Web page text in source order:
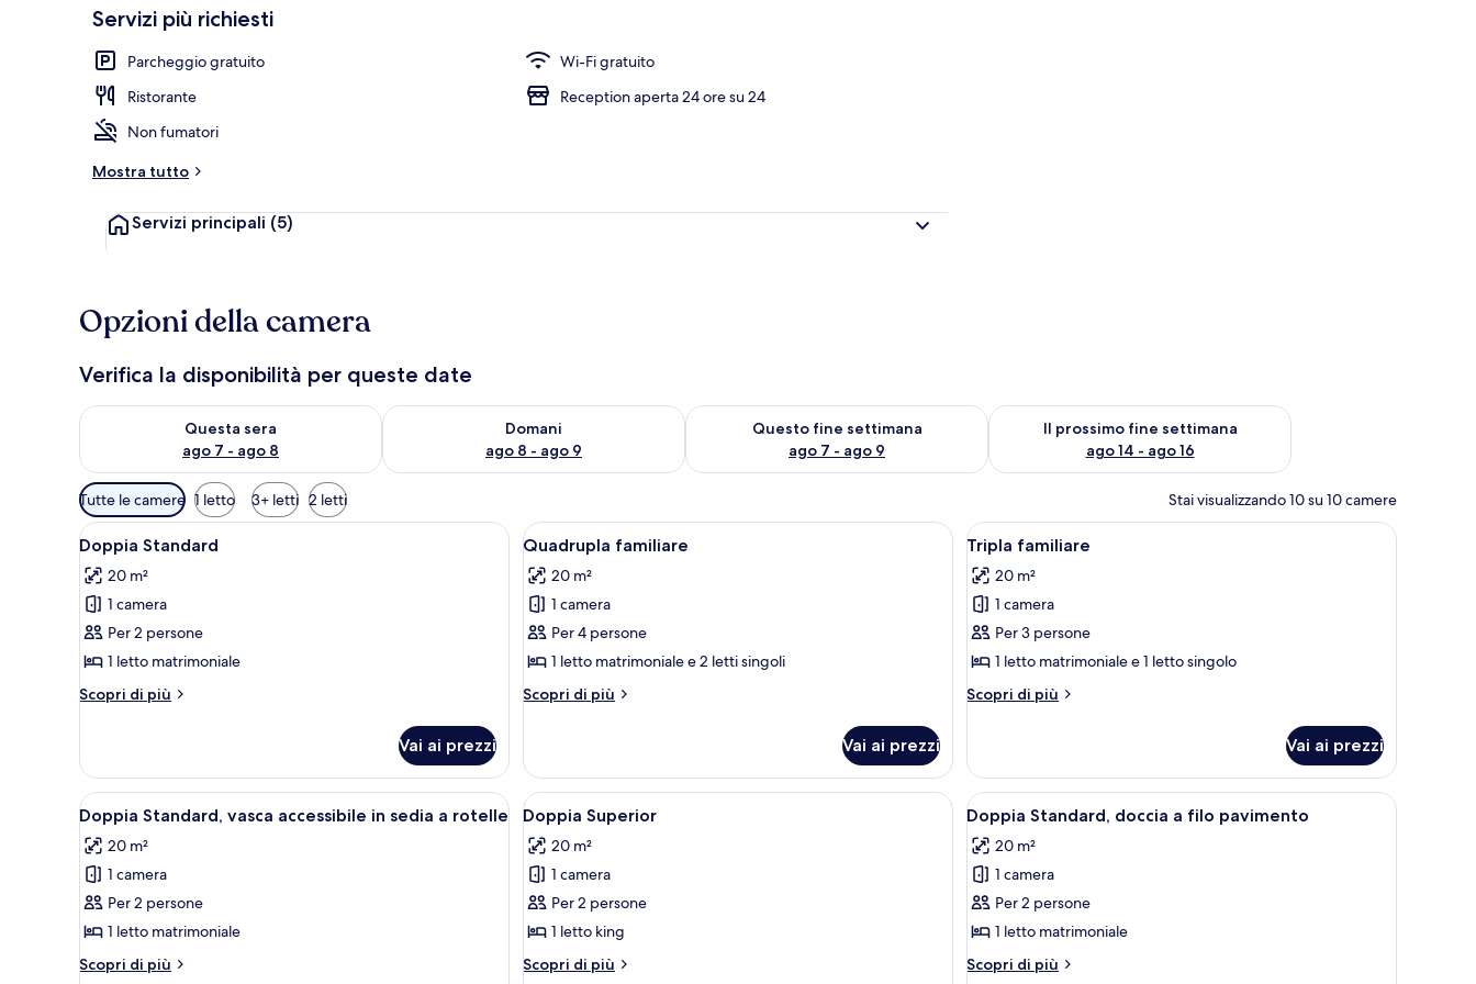
Servizi più richiesti
Parcheggio gratuito
Wi-Fi gratuito
Ristorante
Reception aperta 24 ore su 24
Non fumatori
Mostra tutto
Servizi principali (5)
Opzioni della camera
Verifica la disponibilità per queste date
Questa sera
ago 7 - ago 8
Verifica la disponibilità per questa sera, ago 7 - ago 8
Domani
ago 8 - ago 9
Verifica la disponibilità per domani, ago 8 - ago 9
Questo fine settimana
ago 7 - ago 9
Verifica la disponibilità per questo fine settimana, ago 7 - ago 9
Il prossimo fine settimana
ago 14 - ago 16
Verifica la disponibilità per il prossimo fine settimana, ago 14
Filtri
disponibili
per
le
camere
Tutte le camere 1 letto 3+ letti 2 letti Stai visualizzando 10 su 10 camere
Apri
tutte
le
foto
per
Doppia
Standard
5
Doppia Standard
20 m²
1 camera
Per 2 persone
1 letto matrimoniale
Scopri di più
Altri
Standard
Vai ai prezzi
Apri
tutte
le
foto
per
Quadrupla
familiare
5
Quadrupla familiare
20 m²
1 camera
Per 4 persone
1 letto matrimoniale e 2 letti singoli
Scopri di più
Altri
familiare
Vai ai prezzi
Apri
tutte
le
foto
per
Tripla
familiare
5
Tripla familiare
20 m²
1 camera
Per 3 persone
1 letto matrimoniale e 1 letto singolo
Scopri di più
Altri
familiare
Vai ai prezzi
Apri
tutte
le
foto
per
Doppia
Standard,
6
Doppia Standard, vasca accessibile in sedia a rotelle
20 m²
1 camera
Per 2 persone
1 letto matrimoniale
Scopri di più
Altri
Apri
tutte
le
foto
per
Doppia
Superior
6
Doppia Superior
20 m²
1 camera
Per 2 persone
1 letto king
Scopri di più
Altri
Apri
tutte
le
foto
per
Doppia
Standard,
6
Doppia Standard, doccia a filo pavimento
20 m²
1 camera
Per 2 persone
1 letto matrimoniale
Scopri di più
Altri